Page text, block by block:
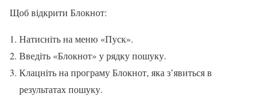
Щоб відкрити Блокнот:
Натисніть на меню «Пуск».
Введіть «Блокнот» у рядку пошуку.
Клацніть на програму Блокнот, яка з’явиться в
результатах пошуку.